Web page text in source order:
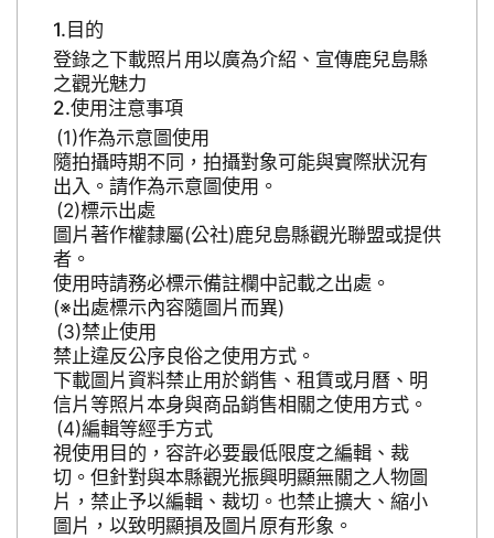
目的
登錄之下載照片用以廣為介紹、宣傳鹿兒島縣
之觀光魅力
使用注意事項
作為示意圖使用
隨拍攝時期不同，拍攝對象可能與實際狀況有
出入。請作為示意圖使用。
標示出處
圖片著作權隸屬(公社)鹿兒島縣觀光聯盟或提供
者。
使用時請務必標示備註欄中記載之出處。
(※出處標示內容隨圖片而異)
禁止使用
禁止違反公序良俗之使用方式。
下載圖片資料禁止用於銷售、租賃或月曆、明
信片等照片本身與商品銷售相關之使用方式。
編輯等經手方式
視使用目的，容許必要最低限度之編輯、裁
切。但針對與本縣觀光振興明顯無關之人物圖
片，禁止予以編輯、裁切。也禁止擴大、縮小
圖片，以致明顯損及圖片原有形象。